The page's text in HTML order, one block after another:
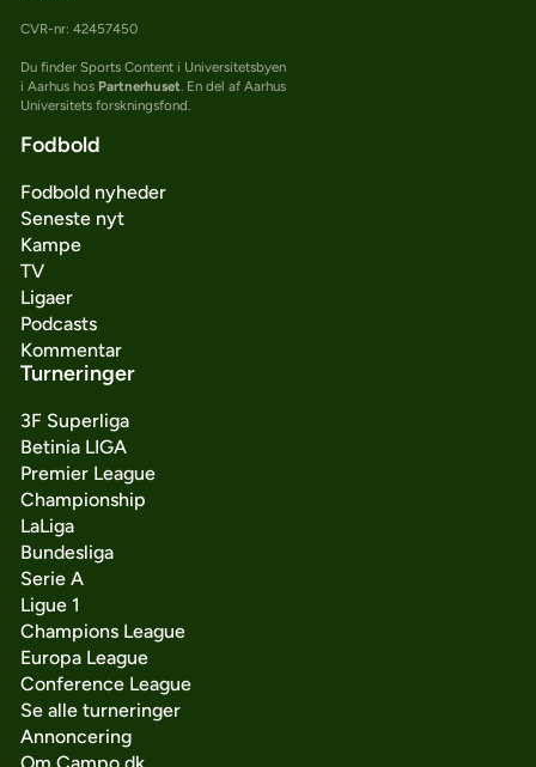
CVR-nr: 42457450
Du finder Sports Content i Universitetsbyen
i Aarhus hos Partnerhuset. En del af Aarhus
Universitets forskningsfond.
Fodbold
Fodbold nyheder
Seneste nyt
Kampe
TV
Ligaer
Podcasts
Kommentar
Turneringer
3F Superliga
Betinia LIGA
Premier League
Championship
LaLiga
Bundesliga
Serie A
Ligue 1
Champions League
Europa League
Conference League
Se alle turneringer
Annoncering